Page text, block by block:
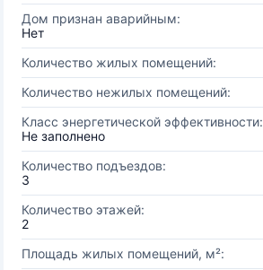
Дом признан аварийным:
Нет
Количество жилых помещений:
Количество нежилых помещений:
Класс энергетической эффективности:
Не заполнено
Количество подъездов:
3
Количество этажей:
2
Площадь жилых помещений, м²: